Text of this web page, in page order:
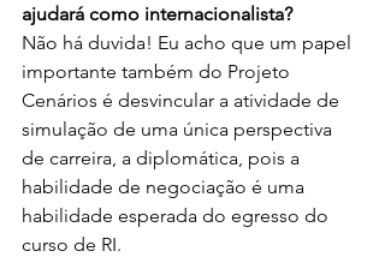
ajudará como internacionalista?
Não há duvida! Eu acho que um papel
importante também do Projeto
Cenários é desvincular a atividade de
simulação de uma única perspectiva
de carreira, a diplomática, pois a
habilidade de negociação é uma
habilidade esperada do egresso do
curso de RI.